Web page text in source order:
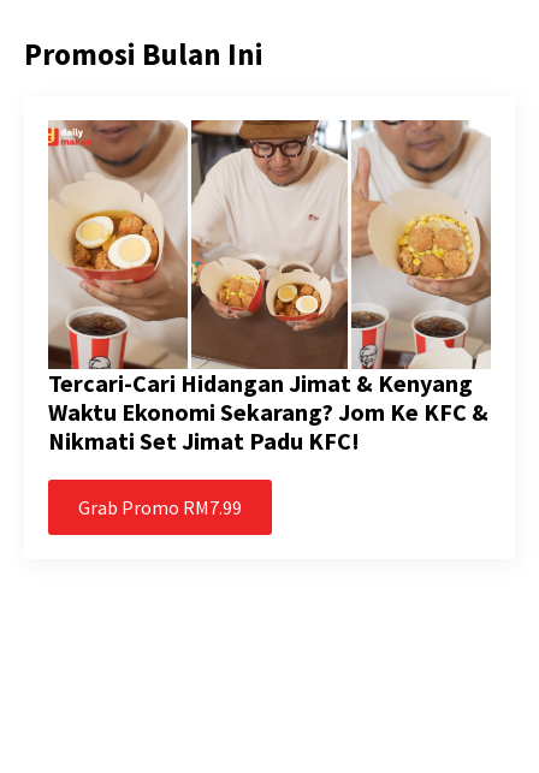
Promosi Bulan Ini
Tercari-Cari Hidangan Jimat & Kenyang
Waktu Ekonomi Sekarang? Jom Ke KFC &
Nikmati Set Jimat Padu KFC!
Grab Promo RM7.99